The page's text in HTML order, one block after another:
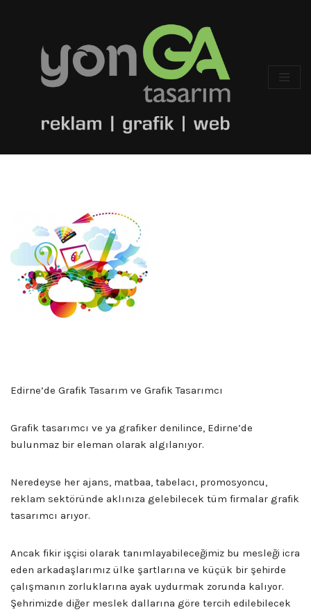
Edirne’de Grafik Tasarım ve Grafik Tasarımcı
Grafik tasarımcı ve ya grafiker denilince, Edirne’de
bulunmaz bir eleman olarak algılanıyor.
Neredeyse her ajans, matbaa, tabelacı, promosyoncu,
reklam sektöründe aklınıza gelebilecek tüm firmalar grafik
tasarımcı arıyor.
Ancak fikir işçisi olarak tanımlayabileceğimiz bu mesleği icra
eden arkadaşlarımız ülke şartlarına ve küçük bir şehirde
çalışmanın zorluklarına ayak uydurmak zorunda kalıyor.
Şehrimizde diğer meslek dallarına göre tercih edilebilecek